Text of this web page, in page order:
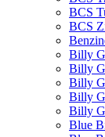
BCS
BCS
Billy
Billy
Billy
Billy
Billy
Blue